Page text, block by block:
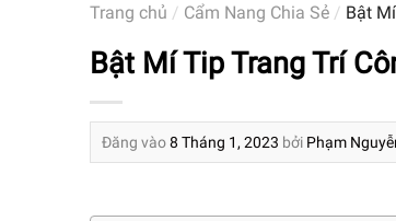
Trang chủ / Cẩm Nang Chia Sẻ / Bật
Bật Mí Tip Trang Trí
Đăng vào8 Tháng 1, 2023 bởi Phạm